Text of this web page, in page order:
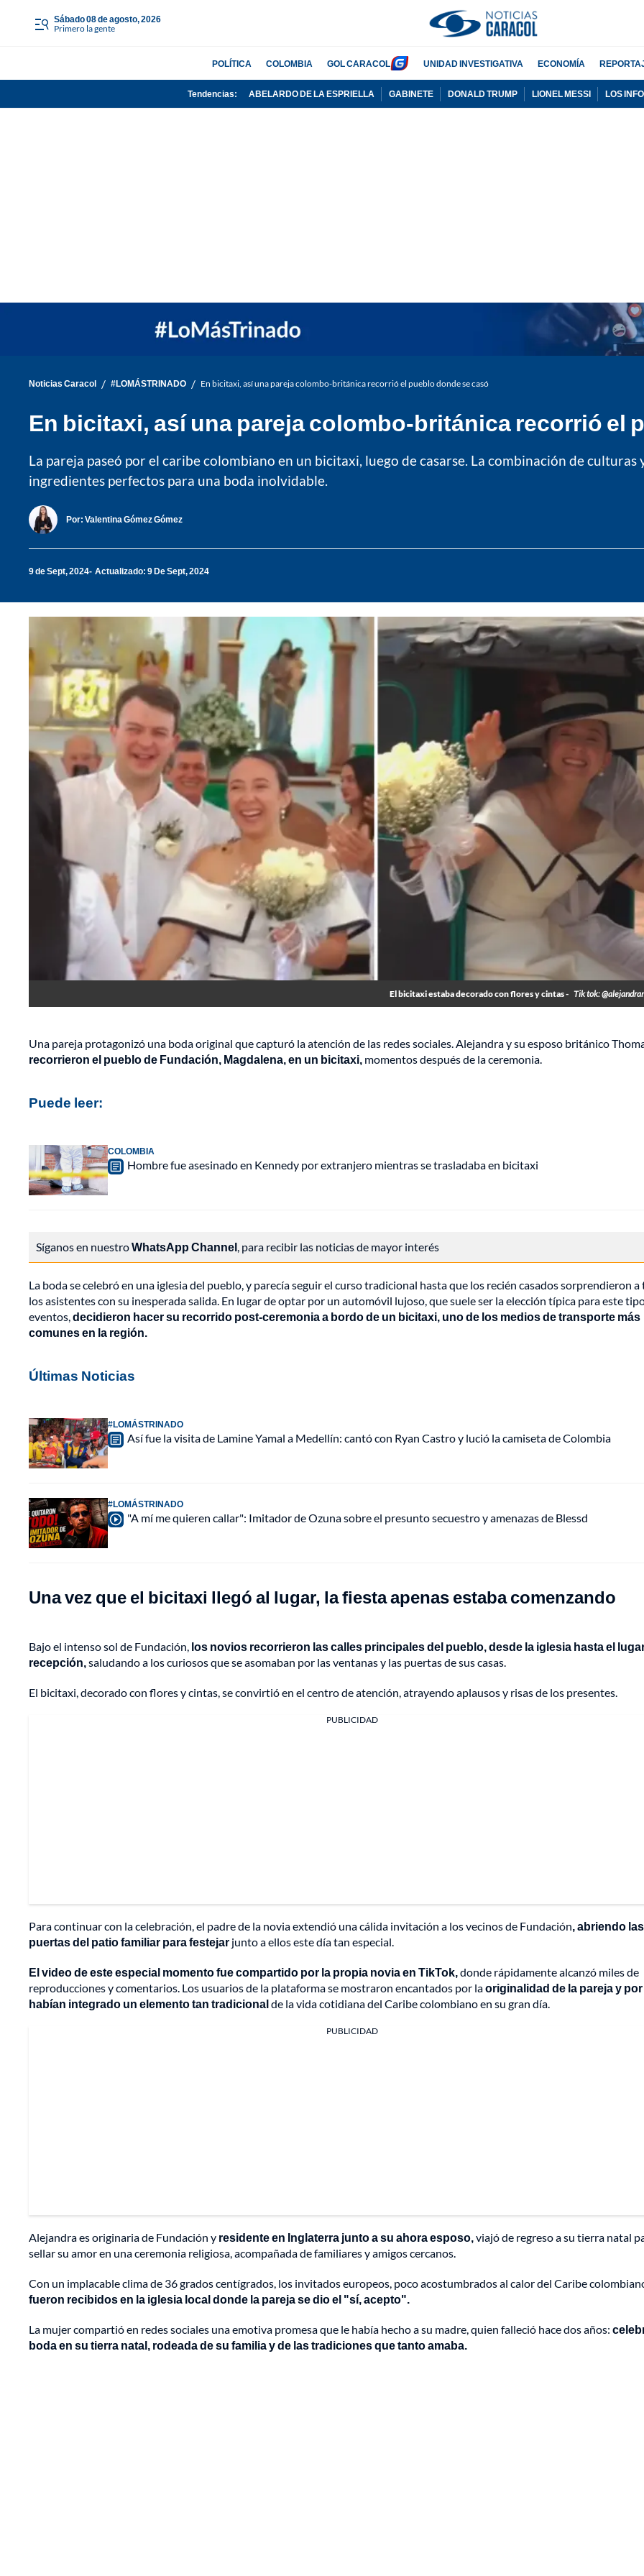
sábado 08 de agosto, 2026
Primero la gente
POLÍTICA COLOMBIA GOL CARACOL UNIDAD INVESTIGATIVA ECONOMÍA
Tendencias: ABELARDO DE LA ESPRIELLA GABINETE DONALD TRUMP LIONEL MESSI LOS
Noticias Caracol / #LOMÁSTRINADO / En bicitaxi, así una pareja colombo-británica recorrió el pueblo donde se casó
En bicitaxi, así una pareja colombo-británica recorrió el
La pareja paseó por el caribe colombiano en un bicitaxi, luego de casarse. La combinación de
ingredientes perfectos para una boda inolvidable.
Por: Valentina Gómez Gómez
9 de Sept, 2024 Actualizado: 9 De Sept, 2024
El bicitaxi estaba decorado con flores y cintas - Tik tok:
Una pareja protagonizó una boda original que capturó la atención de las redes sociales. Alejandra y su esposo británico
recorrieron el pueblo de Fundación, Magdalena, en un bicitaxi, momentos después de la ceremonia.
Puede leer:
COLOMBIA
Hombre fue asesinado en Kennedy por extranjero mientras se trasladaba en bicitaxi
Síganos en nuestroWhatsApp Channel, para recibir las noticias de mayor interés
La boda se celebró en una iglesia del pueblo, y parecía seguir el curso tradicional hasta que los recién casados sorprendieron a
los asistentes con su inesperada salida. En lugar de optar por un automóvil lujoso, que suele ser la elección típica para este
eventos,decidieron hacer su recorrido post-ceremonia a bordo de un bicitaxi, uno de los medios de transporte más
comunes en la región.
Últimas Noticias
#LOMÁSTRINADO
Así fue la visita de Lamine Yamal a Medellín: cantó con Ryan Castro y lució la camiseta de Colombia
#LOMÁSTRINADO
"A mí me quieren callar": Imitador de Ozuna sobre el presunto secuestro y amenazas de Blessd
Una vez que el bicitaxi llegó al lugar, la fiesta apenas estaba comenzando
Bajo el intenso sol de Fundación, los novios recorrieron las calles principales del pueblo, desde la iglesia hasta el
recepción,saludando a los curiosos que se asomaban por las ventanas y las puertas de sus casas.
El bicitaxi, decorado con flores y cintas, se convirtió en el centro de atención, atrayendo aplausos y risas de los presentes.
PUBLICIDAD
Para continuar con la celebración, el padre de la novia extendió una cálida invitación a los vecinos de Fundación, abriendo las
puertas del patio familiar para festejar junto a ellos este día tan especial.
El video de este especial momento fue compartido por la propia novia en TikTok,donde rápidamente alcanzó miles de
reproducciones y comentarios. Los usuarios de la plataforma se mostraron encantados por laoriginalidad de la pareja y
habían integrado un elemento tan tradicionalde la vida cotidiana del Caribe colombiano en su gran día.
PUBLICIDAD
Alejandra es originaria de Fundación y residente en Inglaterra junto a su ahora esposo,viajó de regreso a su tierra natal
sellar su amor en una ceremonia religiosa, acompañada de familiares y amigos cercanos.
Con un implacable clima de 36 grados centígrados, los invitados europeos, poco acostumbrados al calor del Caribe
fueron recibidos en la iglesia local donde la pareja se dio el "sí, acepto".
La mujer compartió en redes sociales una emotiva promesa que le había hecho a su madre, quien falleció hace dos años:
boda en su tierra natal, rodeada de su familia y de las tradiciones que tanto amaba.